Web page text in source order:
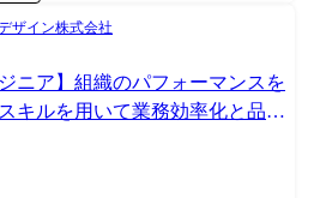
より高度で広範囲な業務自動化プロジ
触れながら、市場価値の高いスキルを
ータ入力を自動化(UiPath/生成AI/OCR)
ザイン株式会社
ニア】組織のパフォーマンスを
キルを用いて業務効率化と品質